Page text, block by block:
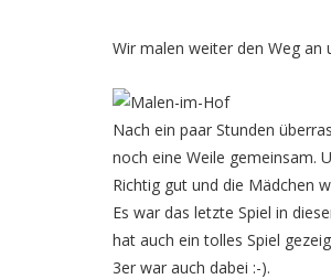
Wir malen weiter den Weg an
Nach ein paar Stunden
noch eine Weile gemeinsam.
Richtig gut und die Mädchen
Es war das letzte Spiel in
hat auch ein tolles Spiel
3er war auch dabei :-).